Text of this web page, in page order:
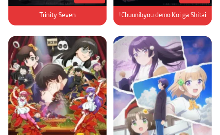
Chuunibyou demo Koi ga Shitai!
Trinity Seven